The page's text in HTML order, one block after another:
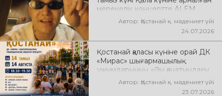
мерекелік концертте ALEM
өнер көрсетеді! @xcialem
Автор: Қостанай қ. мәдениет үйі
24.07.2026
Қостанай қаласы күніне орай ДК
«Мирас» шығармашылық
ұжымдарының «Ән қанатындағы
Қостанай» көшпелі концерті
өтеді! Баршаңызды мерекелік
Автор: Қостанай қ. мәдениет үйі
23.07.2026